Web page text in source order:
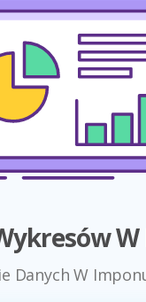
Danych W